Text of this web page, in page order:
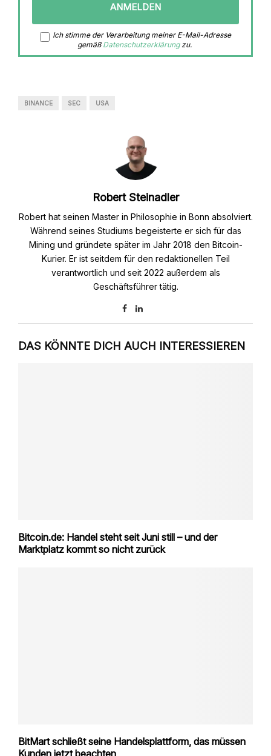
Ich stimme der Verarbeitung meiner E-Mail-Adresse
gemäß Datenschutzerklärungzu.
BINANCE SEC USA
Robert Steinadler
Robert hat seinen Master in Philosophie in Bonn absolviert.
Während seines Studiums begeisterte er sich für das
Mining und gründete später im Jahr 2018 den Bitcoin-
Kurier. Er ist seitdem für den redaktionellen Teil
verantwortlich und seit 2022 außerdem als
Geschäftsführer tätig.
DAS KÖNNTE DICH AUCH INTERESSIEREN
Bitcoin.de: Handel steht seit Juni still – und der
Marktplatz kommt so nicht zurück
BitMart schließt seine Handelsplattform, das müssen
Kunden jetzt beachten